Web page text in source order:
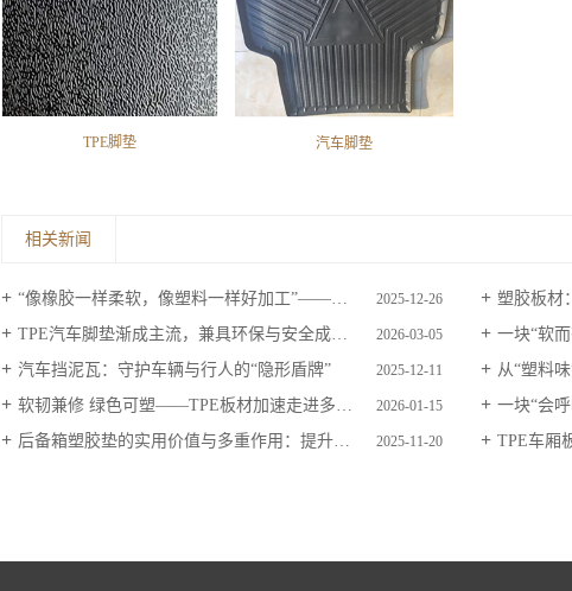
TPE脚垫 汽车脚垫
相关新闻
“像橡胶一样柔软，像塑料一样好加工”——TPE材料凭何走进无数产品？ 2025-12-26 塑胶板材
TPE汽车脚垫渐成主流，兼具环保与安全成车内“健康卫士” 2026-03-05 一块“软而
汽车挡泥瓦：守护车辆与行人的“隐形盾牌” 2025-12-11 从“塑料味”到“
软韧兼修 绿色可塑——TPE板材加速走进多元应用场景 2026-01-15 一块“会呼
后备箱塑胶垫的实用价值与多重作用：提升用车体验的“隐形守护者” 2025-11-20 TPE车厢